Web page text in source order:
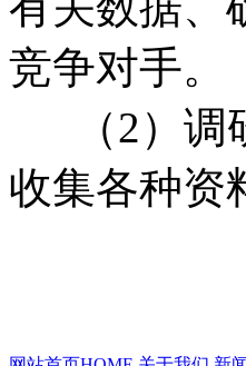
竞争对手。
（2）调
收集各种资